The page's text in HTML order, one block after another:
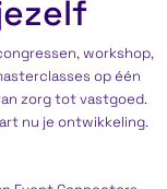
workshop,
op één
zorg tot vastgoed.
nu je ontwikkeling.